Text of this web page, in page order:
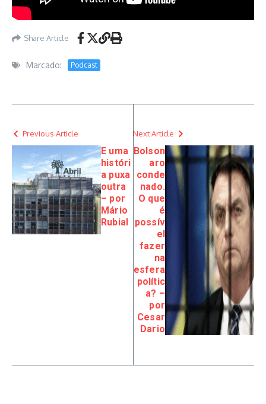
Share Article
Marcado: Podcast
Previous Article
E uma
históri
a puxa
outra
– por
Mário
Rubial
Next Article
Bolson
aro
conde
nado.
O que
é
possív
el
fazer
na
esfera
polític
a? –
por
Cesar
Dario